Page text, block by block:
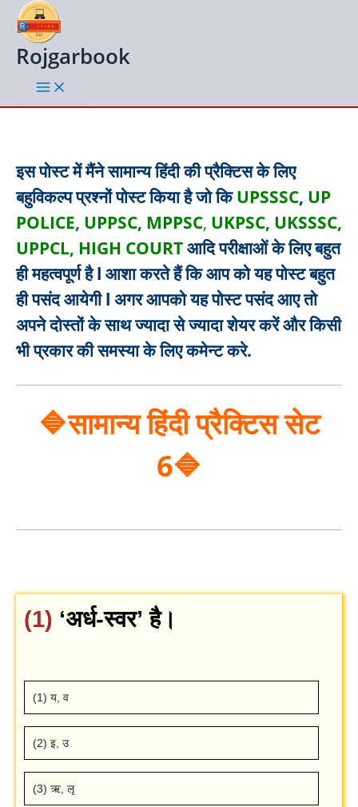
Skip
content
Rojgarbook
इस पोस्ट में मैंने सामान्य हिंदी की प्रैक्टिस के लिए
बहुविकल्प प्रश्नों पोस्ट किया है जो किUPSSSC, UP
POLICE, UPPSC, MPPSC, UKPSC, UKSSSC,
UPPCL, HIGH COURTआदि परीक्षाओं के लिए बहुत
ही महत्वपूर्ण है l आशा करते हैं कि आप को यह पोस्ट बहुत
ही पसंद आयेगी l अगर आपको यह पोस्ट पसंद आए तो
अपने दोस्तों के साथ ज्यादा से ज्यादा शेयर करें और किसी
भी प्रकार की समस्या के लिए कमेन्ट करे.
🔷सामान्य हिंदी प्रैक्टिस सेट
6🔷
(1) ‘अर्ध-स्‍वर’ है।
(1) य, व
(2) इ, उ
(3) ऋ, लृ